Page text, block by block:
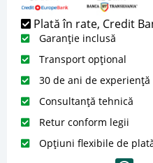
Plată în rate, Credit
Garanție inclusă
Transport opțional
30 de ani de
Consultanță tehnică
Retur conform legii
Opțiuni flexibile de